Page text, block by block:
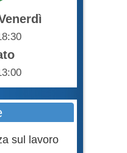
sul lavoro